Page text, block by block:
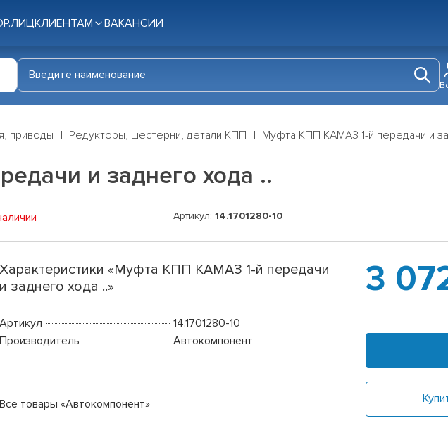
КЛИЕНТАМ ВАКАНСИИ
приводы Редукторы, шестерни, детали КПП Муфта КПП КАМАЗ 1-й передачи и
и заднего хода ..
Артикул: 14.1701280-10
Характеристики «Муфта КПП КАМАЗ 1-й передачи
и заднего хода ..»
Артикул
14.1701280-10
Производитель
Автокомпонент
Все товары «Автокомпонент»
3